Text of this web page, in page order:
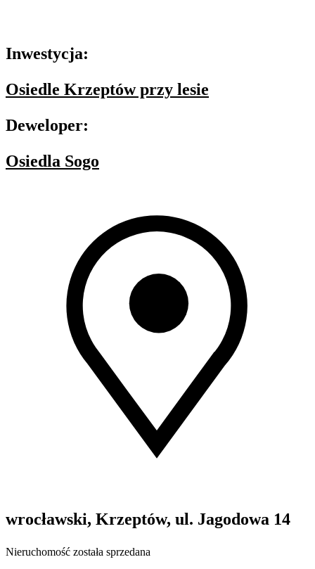
Inwestycja:
Osiedle Krzeptów przy lesie
Deweloper:
Osiedla Sogo
wrocławski, Krzeptów, ul. Jagodowa 14
Nieruchomość została sprzedana